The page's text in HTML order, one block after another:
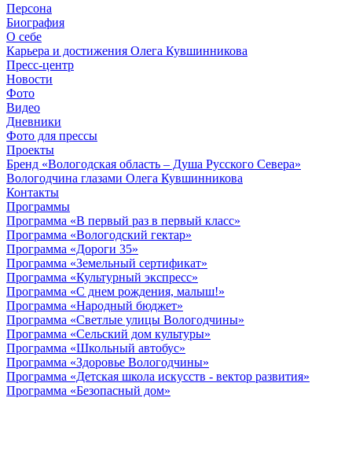
Персона
Биография
О себе
Карьера и достижения Олега Кувшинникова
Пресс-центр
Новости
Фото
Видео
Дневники
Фото для прессы
Проекты
Бренд «Вологодская область – Душа Русского Севера»
Вологодчина глазами Олега Кувшинникова
Контакты
Программы
Программа «В первый раз в первый класс»
Программа «Вологодский гектар»
Программа «Дороги 35»
Программа «Земельный сертификат»
Программа «Культурный экспресс»
Программа «С днем рождения, малыш!»
Программа «Народный бюджет»
Программа «Светлые улицы Вологодчины»
Программа «Сельский дом культуры»
Программа «Школьный автобус»
Программа «Здоровье Вологодчины»
Программа «Детская школа искусств - вектор развития»
Программа «Безопасный дом»